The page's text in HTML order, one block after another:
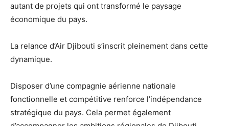
autant de projets qui ont transformé le paysage
économique du pays.
La relance d’Air Djibouti s’inscrit pleinement dans cette
dynamique.
Disposer d’une compagnie aérienne nationale
fonctionnelle et compétitive renforce l’indépendance
stratégique du pays. Cela permet également